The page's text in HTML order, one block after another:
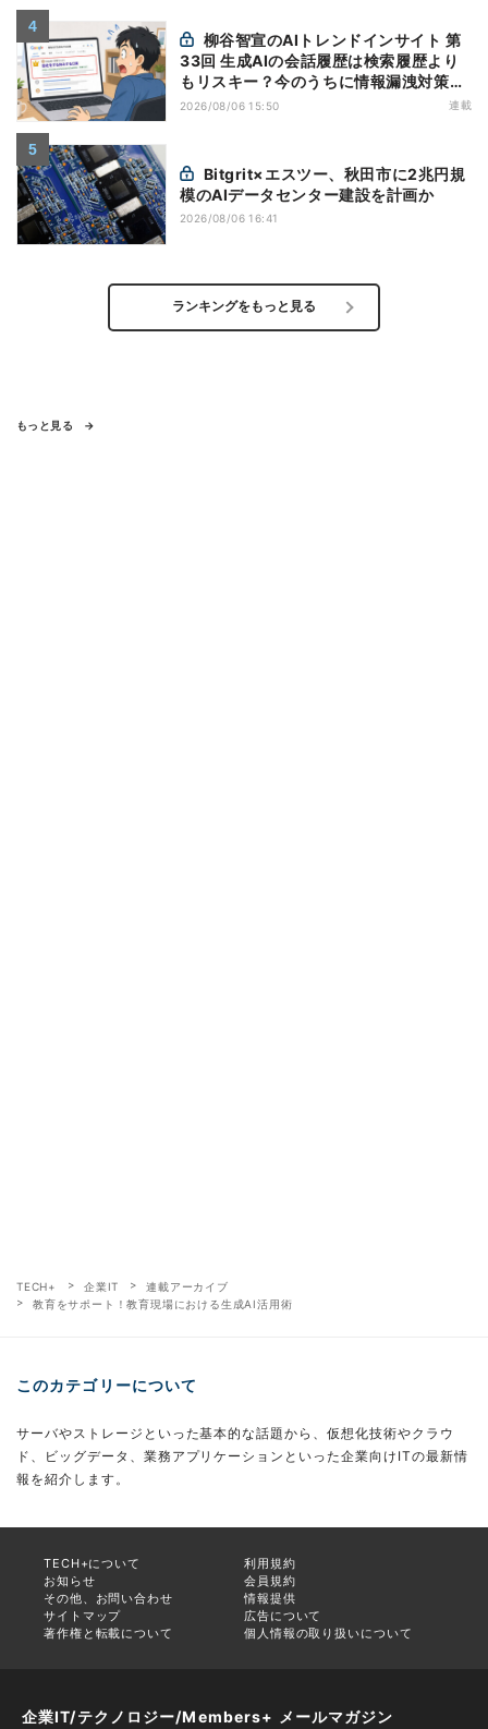
33回 生成AIの会話履歴は検索履歴より
もリスキー？今のうちに情報漏洩対策を
万全にしておこう
2026/08/06 15:50 連載
模のAIデータセンター建設を計画か
2026/08/06 16:41
ランキングをもっと見る
もっと見る
TECH+ 企業IT
連載アーカイブ
教育をサポート！教育現場における生成AI活用術
このカテゴリーについて
サーバやストレージといった基本的な話題から、仮想化技術やクラウ
ド、ビッグデータ、業務アプリケーションといった企業向けITの最新情
報を紹介します。
TECH+について
利用規約
お知らせ
会員規約
その他、お問い合わせ
情報提供
サイトマップ
広告について
著作権と転載について
個人情報の取り扱いについて
企業IT/テクノロジー/Members+ メールマガジン